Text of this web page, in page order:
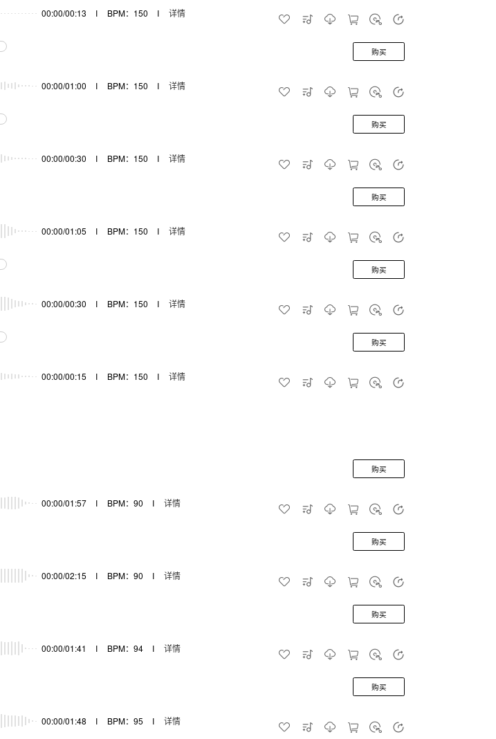
00:00/00:13 I BPM：150 I 详情
00:00/01:00 I BPM：150 I 详情
购买
00:00/00:30 I BPM：150 I 详情
购买
00:00/01:05 I BPM：150 I 详情
购买
00:00/00:30 I BPM：150 I 详情
购买
00:00/00:15 I BPM：150 I 详情
购买
00:00/01:57 I BPM：90 I 详情
购买
00:00/02:15 I BPM：90 I 详情
购买
00:00/01:41 I BPM：94 I 详情
购买
00:00/01:48 I BPM：95 I 详情
购买